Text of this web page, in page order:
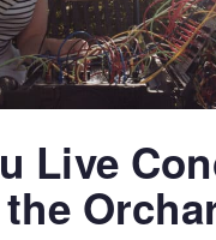
Live